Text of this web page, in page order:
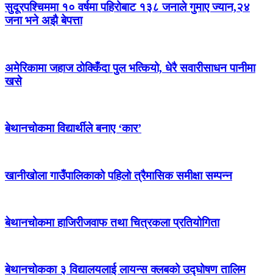
सुदूरपश्चिममा १० वर्षमा पहिरोबाट १३८ जनाले गुमाए ज्यान,२४
जना भने अझै बेपत्ता
अमेरिकामा जहाज ठोक्किँदा पुल भत्कियो, धेरै सवारीसाधन पानीमा
खसे
बेथानचोकमा विद्यार्थीले बनाए ‘कार’
खानीखोला गाउँपालिकाको पहिलो त्रैमासिक समीक्षा सम्पन्न
बेथानचोकमा हाजिरीजवाफ तथा चित्रकला प्रतियोगिता
बेथानचोकका ३ विद्यालयलाई लायन्स क्लबको उद्घोषण तालिम